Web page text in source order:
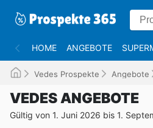
HOME ANGEBOTE
Vedes Prospekte Angebote
VEDES ANGEBOTE
Gültig von 1. Juni 2026 bis 1.